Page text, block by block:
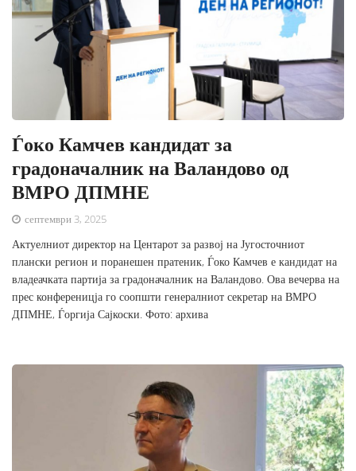
Ѓоко Камчев кандидат за
градоначалник на Валандово од
ВМРО ДПМНЕ
септември 3, 2025
Актуелниот директор на Центарот за развој на Југосточниот
плански регион и поранешен пратеник, Ѓоко Камчев е кандидат на
владеачката партија за градоначалник на Валандово. Ова вечерва на
прес конференицја го соопшти генералниот секретар на ВМРО
ДПМНЕ, Ѓоргија Сајкоски. Фото: архива